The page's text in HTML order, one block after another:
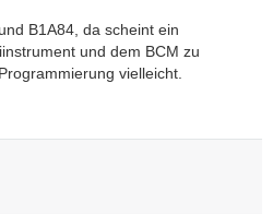
B1A84, da scheint ein
und dem BCM zu
vielleicht.